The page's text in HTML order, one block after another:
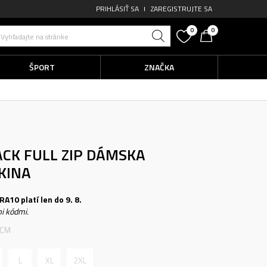
PRIHLÁSIŤ SA ZAREGISTRUJTE SA
Vyhľadajte na stránke
0 0
ŠPORT
ZNAČKA
FULL ZIP DÁMSKA
platí len do 9. 8.
kódmi.
L XL 2XL